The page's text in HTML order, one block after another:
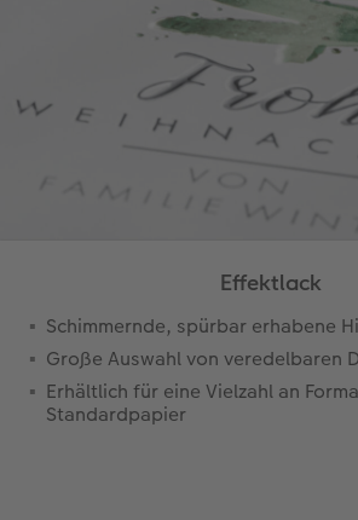
Effektlack
Schimmernde, spürbar erhabene
Große Auswahl von veredelbaren
Erhältlich für eine Vielzahl an
Standardpapier